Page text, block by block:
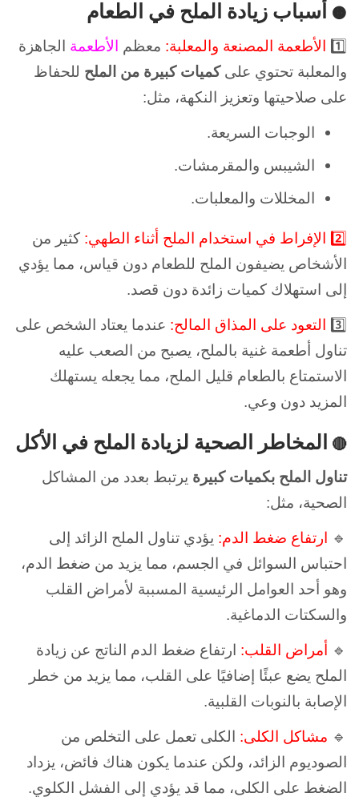
🟠 أسباب زيادة الملح في الطعام
1️⃣ الأطعمة المصنعة والمعلبة: معظم الأطعمة
الجاهزة
والمعلبة تحتوي علىكميات كبيرة من الملح للحفاظ
على صلاحيتها وتعزيز النكهة، مثل:
الوجبات السريعة.
الشيبس والمقرمشات.
المخللات والمعلبات.
2️⃣ الإفراط في استخدام الملح أثناء الطهي:
كثير من
الأشخاص يضيفون الملح للطعام دون قياس، مما يؤدي
إلى استهلاك كميات زائدة دون قصد.
3️⃣ التعود على المذاق المالح: عندما يعتاد الشخص على
تناول أطعمة غنية بالملح، يصبح من الصعب عليه
الاستمتاع بالطعام قليل الملح، مما يجعله يستهلك
المزيد دون وعي.
🔴 المخاطر الصحية لزيادة الملح في الأكل
تناول الملح بكميات كبيرة يرتبط بعدد من المشاكل
الصحية، مثل:
🔹 ارتفاع ضغط الدم: يؤدي تناول الملح الزائد إلى
احتباس السوائل في الجسم، مما يزيد من ضغط الدم،
وهو أحد العوامل الرئيسية المسببة لأمراض القلب
والسكتات الدماغية.
🔹 أمراض القلب: ارتفاع ضغط الدم الناتج عن زيادة
الملح يضع عبئًا إضافيًا على القلب، مما يزيد من خطر
الإصابة بالنوبات القلبية.
🔹 مشاكل الكلى:
الكلى تعمل على التخلص من
الصوديوم الزائد، ولكن عندما يكون هناك فائض، يزداد
الضغط على الكلى، مما قد يؤدي إلى الفشل الكلوي.